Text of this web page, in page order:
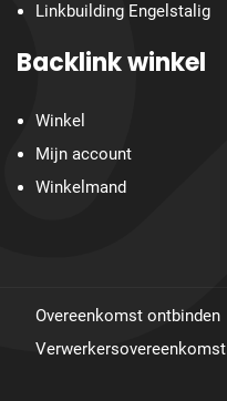
Linkbuilding Engelstalig
Backlink winkel
Winkel
Mijn account
Winkelmand
Overeenkomst ontbinden
Verwerkersovereenkomst